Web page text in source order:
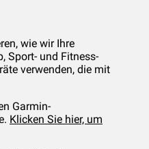
wie wir Ihre
Sport- und Fitness-
verwenden, die mit
Garmin-
Klicken Sie hier, um